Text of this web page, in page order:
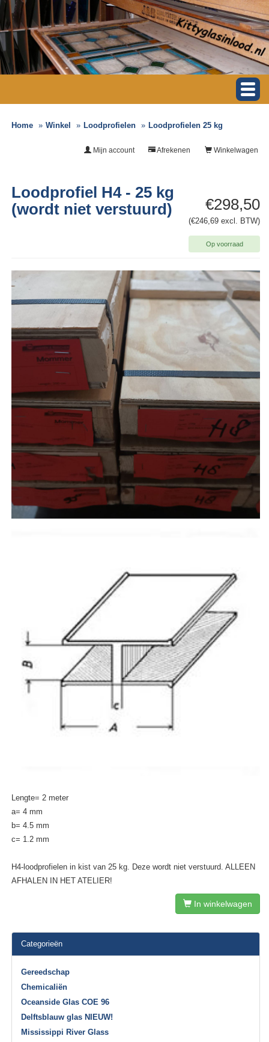
Home Winkel Loodprofielen Loodprofielen 25 kg
Winkelwagen
Afrekenen
Mijn account
€298,50
(€246,69 excl. BTW)
Op voorraad
Loodprofiel H4 - 25 kg
(wordt niet verstuurd)
Lengte= 2 meter
a= 4 mm
b= 4.5 mm
c= 1.2 mm
H4-loodprofielen in kist van 25 kg. Deze wordt niet verstuurd. ALLEEN
AFHALEN IN HET ATELIER!
In winkelwagen
Categorieën
Gereedschap
Chemicaliën
Oceanside Glas COE 96
Delftsblauw glas NIEUW!
Mississippi River Glass